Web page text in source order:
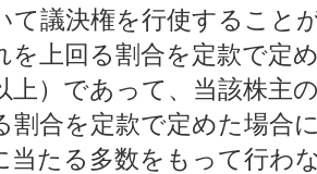
て議決権を行使すること
を上回る割合を定款で定
上）であって、当該株主
割合を定款で定めた場合
当たる多数をもって行わ